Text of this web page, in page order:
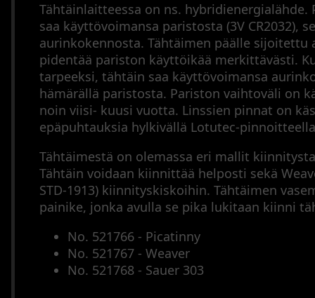
Updates
Sitemap
Cookie
Policy
Tähtäinlaitteessa on ns. hybridienergialähde.
saa käyttövoimansa paristosta (3V CR2032),
aurinkokennosta. Tähtäimen päälle sijoitettu
pidentää pariston käyttöikää merkittävästi.
tarpeeksi, tähtäin saa käyttövoimansa
hämärällä paristosta. Pariston vaihtoväli on
noin viisi- kuusi vuotta. Linssien pinnat on
epäpuhtauksia hylkivällä Lotutec-
Tähtäimestä on olemassa eri mallit
Tähtäin voidaan kiinnittää helposti sekä
STD-1913) kiinnityskiskoihin. Tähtäimen
painike, jonka avulla se pika lukitaan kiinni
No. 521766 - Picatinny
No. 521767 - Weaver
No. 521768 - Sauer 303